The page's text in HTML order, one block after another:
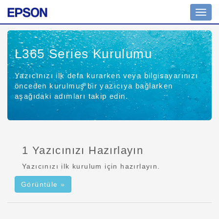
açın
L365 SeriesKurulumu
Yazıcınızı ilk defa kurarken veya bilgisayarınızı
önceden kurulmuş bir yazıcıya bağlarken
aşağıdaki adımları takip edin.
1 Yazıcınızı Hazırlayın
Yazıcınızı ilk kurulum için hazırlayın.
Görüntüle »